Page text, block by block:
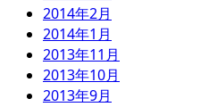
2014年2月
2014年1月
2013年11月
2013年10月
2013年9月